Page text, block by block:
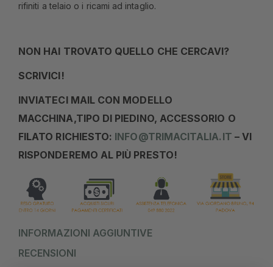
rifiniti a telaio o i ricami ad intaglio.
NON HAI TROVATO QUELLO CHE CERCAVI?
SCRIVICI!
INVIATECI MAIL CON MODELLO
MACCHINA,TIPO DI PIEDINO, ACCESSORIO O
FILATO RICHIESTO: INFO@TRIMACITALIA.IT – VI
RISPONDEREMO AL PIÙ PRESTO!
INFORMAZIONI AGGIUNTIVE
RECENSIONI